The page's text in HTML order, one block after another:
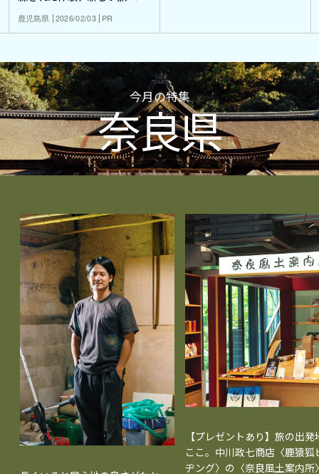
鹿児島県 2026/02/03 PR
今月の特集
奈良県
【プレゼントあり】旅の出発
ここ。中川政七商店〈鹿猿狐
ヂング〉の〈奈良風土案内所